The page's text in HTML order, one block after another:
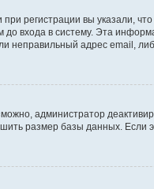
регистрации вы указали,
входа в систему. Эта
адрес email,
администратор
размер базы данных. Если